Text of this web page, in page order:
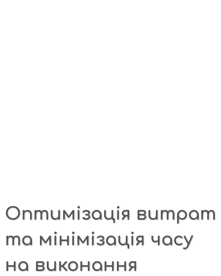
Оптимізація витрат
та мінімізація часу
на виконання